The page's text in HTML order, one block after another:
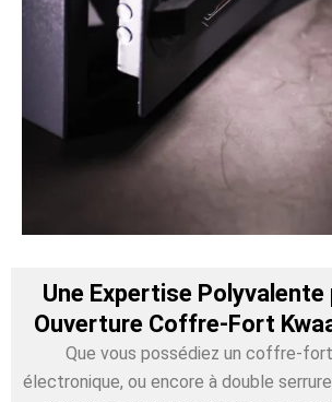
Une Expertise Polyvalente
Ouverture Coffre-Fort
Que vous possédiez un coffre-
électronique, ou encore à double